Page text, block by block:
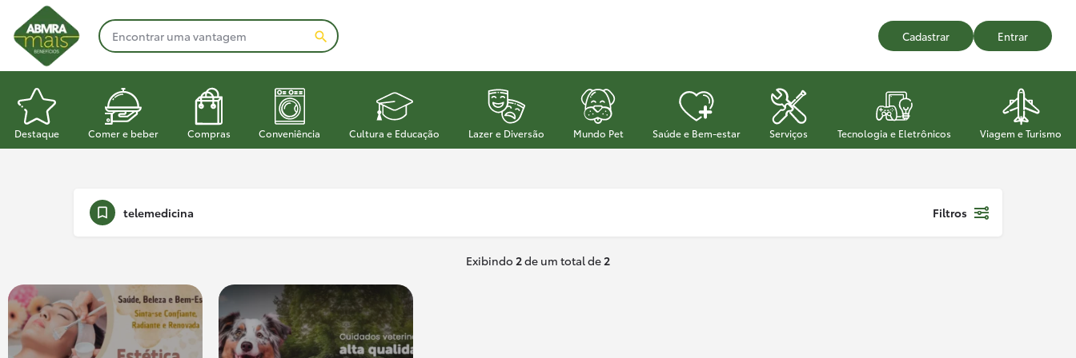
Cadastrar Entrar
Destaque Comer e beber Compras Conveniência Cultura e Educação Lazer e Diversão Mundo Pet Saúde e Bem-estar Serviços Tecnologia e Eletrônicos Viagem e Turismo
telemedicina Filtros
Exibindo 2de um total de2